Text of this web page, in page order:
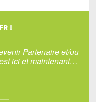
!
Partenaire et/ou
ici et maintenant…